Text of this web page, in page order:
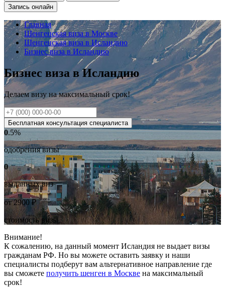
Запись онлайн
Главная
Шенгенская виза в Москве
Шенгенская виза в Исландию
Бизнес виза в Исландию
Бизнес виза в Исландию
Делаем визу намаксимальный срок!
Бесплатная консультация специалиста
0.5%
одобрения визы
0
выданных виз
от2900 ₽
стоимость визы
Внимание!
К сожалению, на данный момент Исландия не выдает визы
гражданам РФ. Но вы можете оставить заявку и наши
специалисты подберут вам альтернативное направление где
вы сможете получить шенген в Москве на максимальный
срок!